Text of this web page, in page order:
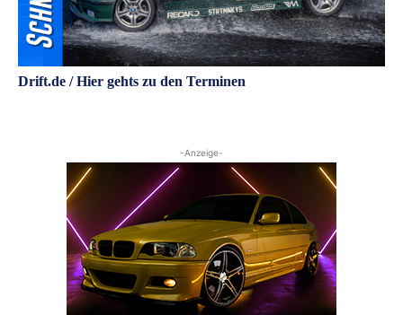
Drift.de / Hier gehts zu den Terminen
-Anzeige-